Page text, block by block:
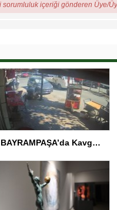
içeriği gönderen Üye/
BAYRAMPAŞA’da Kavga: Bir Kişi Hayatını Kaybetti